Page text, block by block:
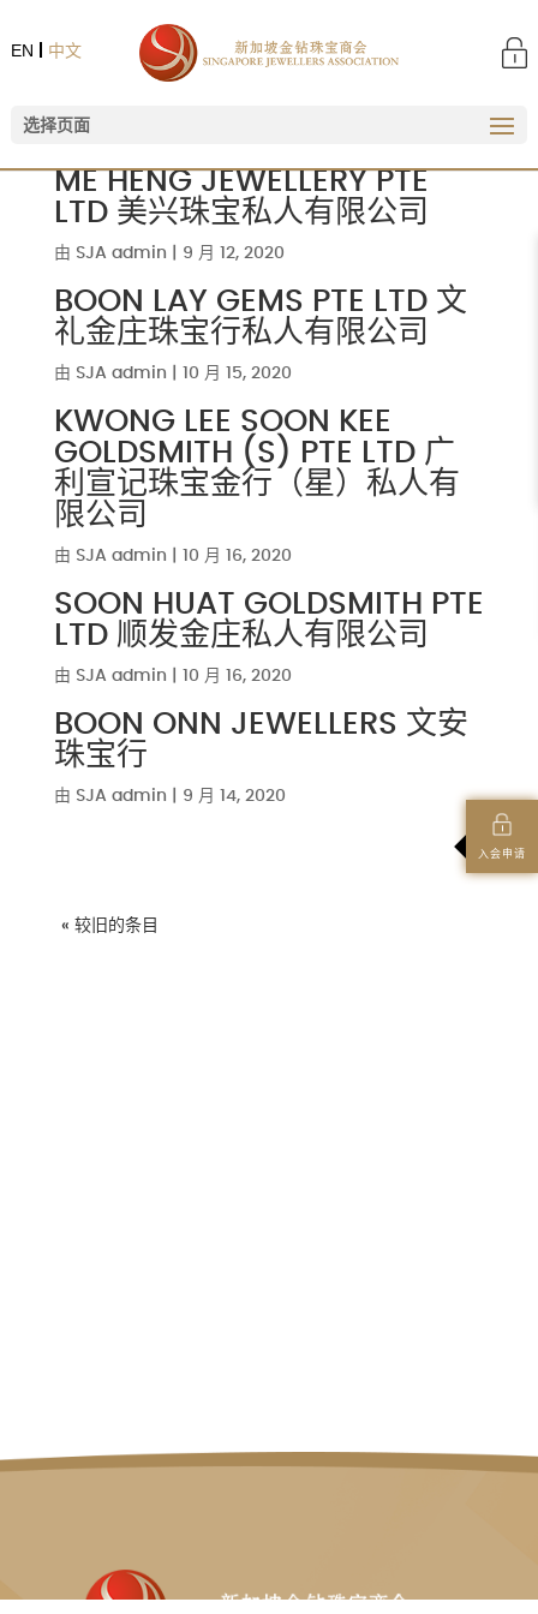
中文
EN
选择页面
入会申请
ME HENG JEWELLERY PTE
LTD 美兴珠宝私人有限公司
由 SJA admin 9 月 12, 2020
BOON LAY GEMS PTE LTD 文
礼金庄珠宝行私人有限公司
由 SJA admin 10 月 15, 2020
KWONG LEE SOON KEE
GOLDSMITH (S) PTE LTD 广
利宣记珠宝金行（星）私人有
限公司
由 SJA admin 10 月 16, 2020
SOON HUAT GOLDSMITH PTE
LTD 顺发金庄私人有限公司
由 SJA admin 10 月 16, 2020
BOON ONN JEWELLERS 文安
珠宝行
由 SJA admin 9 月 14, 2020
« 较旧的条目